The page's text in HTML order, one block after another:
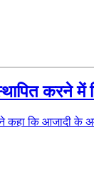
करने में
कहा कि आजादी के